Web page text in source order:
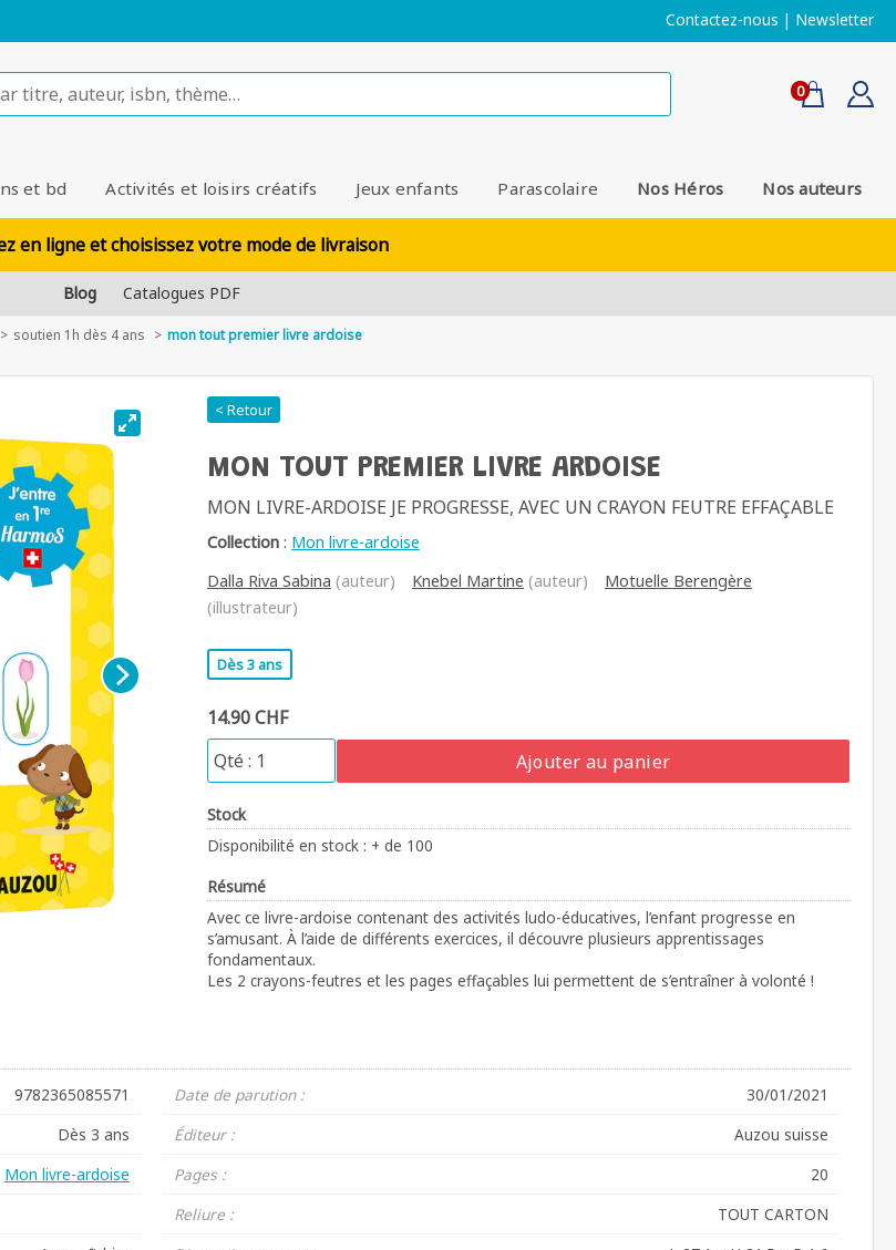
Contactez-nous | Newsletter
0
et bd Activités et loisirs créatifs Jeux enfants Parascolaire Nos Héros Nos auteurs
en ligne et choisissez votre mode de livraison
Blog Catalogues PDF
soutien 1h dès 4 ans mon tout premier livre ardoise
< Retour
MON TOUT PREMIER LIVRE ARDOISE
MON LIVRE-ARDOISE JE PROGRESSE, AVEC UN CRAYON FEUTRE EFFAÇABLE
Collection : Mon livre-ardoise
Dalla Riva Sabina (auteur) Knebel Martine (auteur)
Motuelle Berengère
(illustrateur)
Dès 3 ans
14.90 CHF
Ajouter au panier
Stock
Disponibilité en stock : + de 100
Résumé
Avec ce livre-ardoise contenant des activités ludo-éducatives, l’enfant progresse en
s’amusant. À l’aide de différents exercices, il découvre plusieurs apprentissages
fondamentaux.
Les 2 crayons-feutres et les pages effaçables lui permettent de s’entraîner à volonté !
9782365085571
Dès 3 ans
Mon livre-ardoise
Date de parution :
30/01/2021
Éditeur :
Auzou suisse
Pages :
20
Reliure :
TOUT CARTON